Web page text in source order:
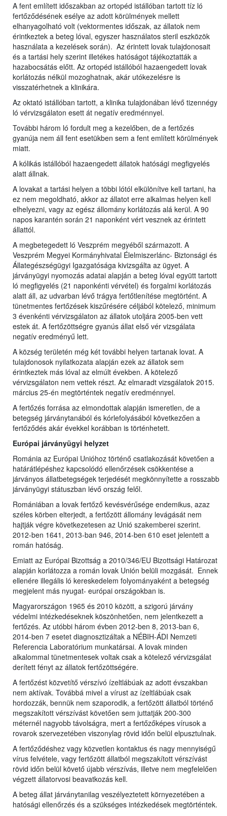
A fent említett időszakban az ortopéd istállóban tartott tíz ló
fertőződésének esélye az adott körülmények mellett
elhanyagolható volt (vektormentes időszak, az állatok nem
érintkeztek a beteg lóval, egyszer használatos steril eszközök
használata a kezelések során). Az érintett lovak tulajdonosait
és a tartási hely szerint illetékes hatóságot tájékoztatták a
hazabocsátás előtt. Az ortopéd istállóból hazaengedett lovak
korlátozás nélkül mozoghatnak, akár utókezelésre is
visszatérhetnek a klinikára.
Az oktató istállóban tartott, a klinika tulajdonában lévő tizennégy
ló vérvizsgálaton esett át negatív eredménnyel.
További három ló fordult meg a kezelőben, de a fertőzés
gyanúja nem áll fent esetükben sem a fent említett körülmények
miatt.
A kólikás istállóból hazaengedett állatok hatósági megfigyelés
alatt állnak.
A lovakat a tartási helyen a többi lótól elkülönítve kell tartani, ha
ez nem megoldható, akkor az állatot erre alkalmas helyen kell
elhelyezni, vagy az egész állomány korlátozás alá kerül. A 90
napos karantén során 21 naponként vért vesznek az érintett
állattól.
A megbetegedett ló Veszprém megyéből származott. A
Veszprém Megyei Kormányhivatal Élelmiszerlánc- Biztonsági és
Állategészségügyi Igazgatósága kivizsgálta az ügyet. A
járványügyi nyomozás adatai alapján a beteg lóval együtt tartott
ló megfigyelés (21 naponkénti vérvétel) és forgalmi korlátozás
alatt áll, az udvarban lévő trágya fertőtlenítése megtörtént. A
tünetmentes fertőzések kiszűrésére céljából kötelező, minimum
3 évenkénti vérvizsgálaton az állatok utoljára 2005-ben vett
estek át. A fertőzöttségre gyanús állat első vér vizsgálata
negatív eredményű lett.
A község területén még két további helyen tartanak lovat. A
tulajdonosok nyilatkozata alapján ezek az állatok sem
érintkeztek más lóval az elmúlt években. A kötelező
vérvizsgálaton nem vettek részt. Az elmaradt vizsgálatok 2015.
március 25-én megtörténtek negatív eredménnyel.
A fertőzés forrása az elmondottak alapján ismeretlen, de a
betegség járványtanából és kórlefolyásából következően a
fertőződés akár évekkel korábban is történhetett.
Európai járványügyi helyzet
Románia az Európai Unióhoz történő csatlakozását követően a
határátlépéshez kapcsolódó ellenőrzések csökkentése a
járványos állatbetegségek terjedését megkönnyítette a rosszabb
járványügyi státuszban lévő ország felől.
Romániában a lovak fertőző kevésvérűsége endemikus, azaz
széles körben elterjedt, a fertőzött állomány levágását nem
hajtják végre következetesen az Unió szakemberei szerint.
2012-ben 1641, 2013-ban 946, 2014-ben 610 eset jelentett a
román hatóság.
Emiatt az Európai Bizottság a 2010/346/EU Bizottsági Határozat
alapján korlátozza a román lovak Unión belüli mozgását. Ennek
ellenére illegális ló kereskedelem folyományaként a betegség
megjelent más nyugat- európai országokban is.
Magyarországon 1965 és 2010 között, a szigorú járvány
védelmi intézkedéseknek köszönhetően, nem jelentkezett a
fertőzés. Az utóbbi három évben 2012-ben 8, 2013-ban 6,
2014-ben 7 esetet diagnosztizáltak a NÉBIH-ÁDI Nemzeti
Referencia Laboratórium munkatársai. A lovak minden
alkalommal tünetmentesek voltak csak a kötelező vérvizsgálat
derített fényt az állatok fertőzöttségére.
A fertőzést közvetítő vérszívó ízeltlábúak az adott évszakban
nem aktívak. Továbbá mivel a vírust az ízeltlábúak csak
hordozzák, bennük nem szaporodik, a fertőzött állatból történő
megszakított vérszívást követően sem juttatják 200-300
méternél nagyobb távolságra, mert a fertőzőképes vírusok a
rovarok szervezetében viszonylag rövid időn belül elpusztulnak.
A fertőződéshez vagy közvetlen kontaktus és nagy mennyiségű
vírus felvétele, vagy fertőzött állatból megszakított vérszívást
rövid időn belül követő újabb vérszívás, illetve nem megfelelően
végzett állatorvosi beavatkozás kell.
A beteg állat járványtanilag veszélyeztetett környezetében a
hatósági ellenőrzés és a szükséges intézkedések megtörténtek.